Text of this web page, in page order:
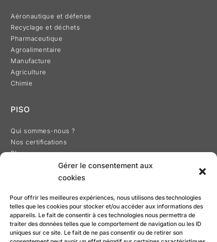
Gérer le consentement aux
cookies
Pour offrir les meilleures expériences, nous utilisons des technologies
telles que les cookies pour stocker et/ou accéder aux informations des
appareils. Le fait de consentir à ces technologies nous permettra de
traiter des données telles que le comportement de navigation ou les ID
uniques sur ce site. Le fait de ne pas consentir ou de retirer son
Aéronautique et défense
Recyclage et déchets
Pharmaceutique
Agroalimentaire
Manufacture
Agriculture
Chimie
PISO
Qui sommes-nous ?
Nos certifications
Blog
RÉALISATION